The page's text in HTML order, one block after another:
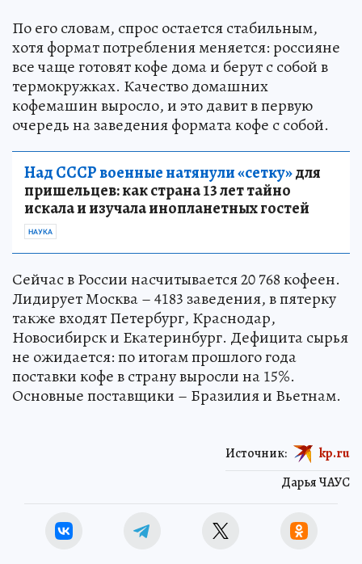
По его словам, спрос остается стабильным,
хотя формат потребления меняется: россияне
все чаще готовят кофе дома и берут с собой в
термокружках. Качество домашних
кофемашин выросло, и это давит в первую
очередь на заведения формата кофе с собой.
Над СССР военные натянули «сетку»для
пришельцев: как страна 13 лет тайно
искала и изучала инопланетных гостей
НАУКА
Сейчас в России насчитывается 20 768 кофеен.
Лидирует Москва – 4183 заведения, в пятерку
также входят Петербург, Краснодар,
Новосибирск и Екатеринбург. Дефицита сырья
не ожидается: по итогам прошлого года
поставки кофе в страну выросли на 15%.
Основные поставщики – Бразилия и Вьетнам.
Дарья ЧАУС
Источник: kp.ru